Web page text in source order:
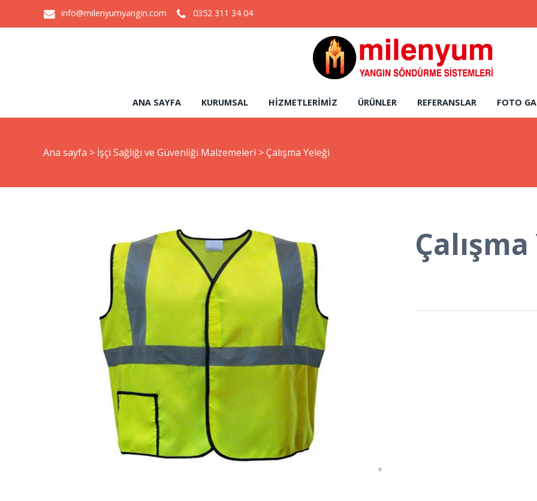
info@milenyumyangin.com 0352 311 34 04
ANA SAYFA KURUMSAL HIZMETLERIMIZ ÜRÜNLER REFERANSLAR FOTO
Ana sayfa > İşçi Sağlığı ve Güvenliği Malzemeleri >Çalışma Yeleği